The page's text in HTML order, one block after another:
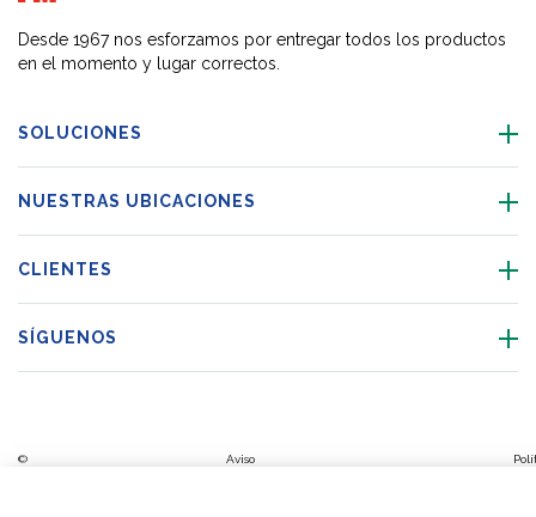
Desde 1967 nos esforzamos por entregar todos los productos
en el momento y lugar correctos.
SOLUCIONES
NUESTRAS UBICACIONES
CLIENTES
SÍGUENOS
© Aviso